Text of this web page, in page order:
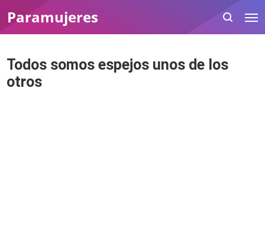
Paramujeres
Todos somos espejos unos de los
otros